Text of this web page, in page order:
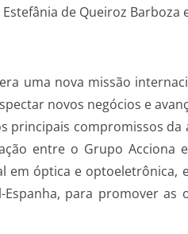
de Queiroz Barboza
uma nova missão
novos negócios e
principais compromissos
entre o Grupo Acciona
em óptica e
Espanha, para promover